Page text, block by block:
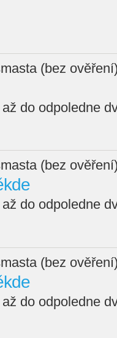
(bez
do odpoledne
(bez
do odpoledne
(bez
do odpoledne